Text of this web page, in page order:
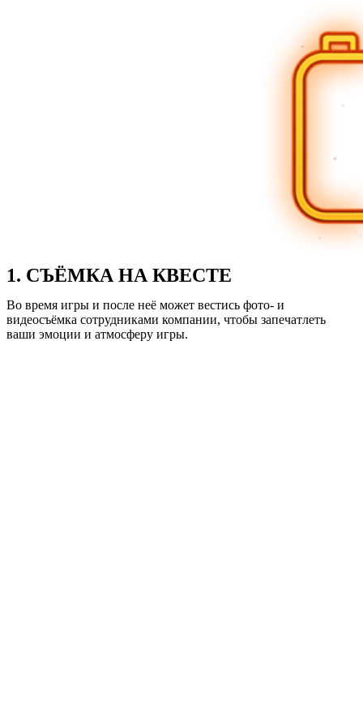
1. СЪЁМКА НА КВЕСТЕ
Во время игры и после неё может вестись фото- и
видеосъёмка сотрудниками компании, чтобы запечатлеть
ваши эмоции и атмосферу игры.